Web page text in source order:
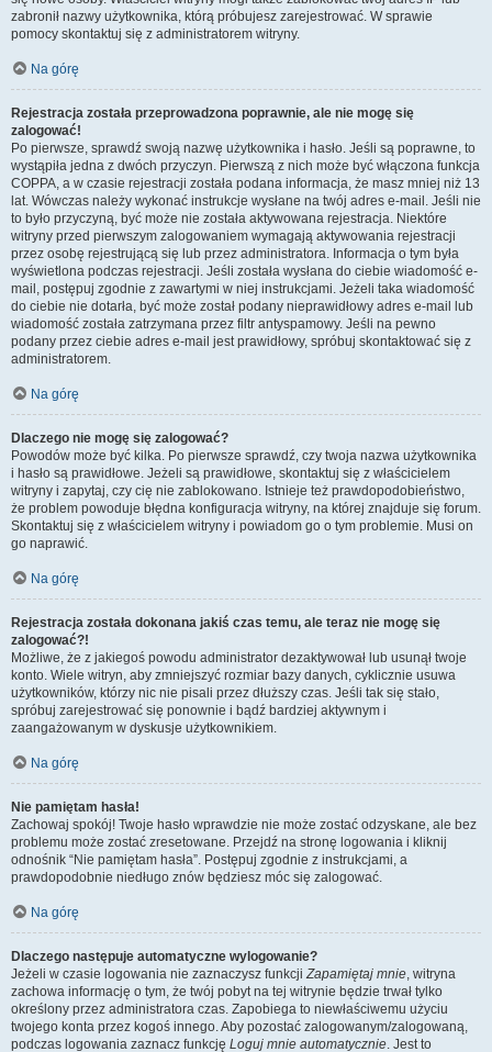
zabronił nazwy użytkownika, którą próbujesz zarejestrować. W sprawie
pomocy skontaktuj się z administratorem witryny.
Na górę
Rejestracja została przeprowadzona poprawnie, ale nie mogę się
zalogować!
Po pierwsze, sprawdź swoją nazwę użytkownika i hasło. Jeśli są poprawne, to
wystąpiła jedna z dwóch przyczyn. Pierwszą z nich może być włączona funkcja
COPPA, a w czasie rejestracji została podana informacja, że masz mniej niż 13
lat. Wówczas należy wykonać instrukcje wysłane na twój adres e-mail. Jeśli nie
to było przyczyną, być może nie została aktywowana rejestracja. Niektóre
witryny przed pierwszym zalogowaniem wymagają aktywowania rejestracji
przez osobę rejestrującą się lub przez administratora. Informacja o tym była
wyświetlona podczas rejestracji. Jeśli została wysłana do ciebie wiadomość e-
mail, postępuj zgodnie z zawartymi w niej instrukcjami. Jeżeli taka wiadomość
do ciebie nie dotarła, być może został podany nieprawidłowy adres e-mail lub
wiadomość została zatrzymana przez filtr antyspamowy. Jeśli na pewno
podany przez ciebie adres e-mail jest prawidłowy, spróbuj skontaktować się z
administratorem.
Na górę
Dlaczego nie mogę się zalogować?
Powodów może być kilka. Po pierwsze sprawdź, czy twoja nazwa użytkownika
i hasło są prawidłowe. Jeżeli są prawidłowe, skontaktuj się z właścicielem
witryny i zapytaj, czy cię nie zablokowano. Istnieje też prawdopodobieństwo,
że problem powoduje błędna konfiguracja witryny, na której znajduje się forum.
Skontaktuj się z właścicielem witryny i powiadom go o tym problemie. Musi on
go naprawić.
Na górę
Rejestracja została dokonana jakiś czas temu, ale teraz nie mogę się
zalogować?!
Możliwe, że z jakiegoś powodu administrator dezaktywował lub usunął twoje
konto. Wiele witryn, aby zmniejszyć rozmiar bazy danych, cyklicznie usuwa
użytkowników, którzy nic nie pisali przez dłuższy czas. Jeśli tak się stało,
spróbuj zarejestrować się ponownie i bądź bardziej aktywnym i
zaangażowanym w dyskusje użytkownikiem.
Na górę
Nie pamiętam hasła!
Zachowaj spokój! Twoje hasło wprawdzie nie może zostać odzyskane, ale bez
problemu może zostać zresetowane. Przejdź na stronę logowania i kliknij
odnośnik “Nie pamiętam hasła”. Postępuj zgodnie z instrukcjami, a
prawdopodobnie niedługo znów będziesz móc się zalogować.
Na górę
Dlaczego następuje automatyczne wylogowanie?
Jeżeli w czasie logowania nie zaznaczysz funkcjiZapamiętaj mnie, witryna
zachowa informację o tym, że twój pobyt na tej witrynie będzie trwał tylko
określony przez administratora czas. Zapobiega to niewłaściwemu użyciu
twojego konta przez kogoś innego. Aby pozostać zalogowanym/zalogowaną,
podczas logowania zaznacz funkcję Loguj mnie automatycznie. Jest to